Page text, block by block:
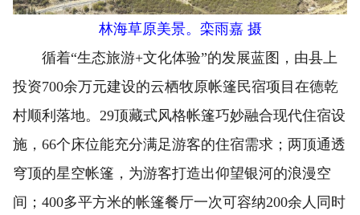
林海草原美景。栾雨嘉 摄
循着“生态旅游+文化体验”的发展蓝图，由县上
投资700余万元建设的云栖牧原帐篷民宿项目在德乾
村顺利落地。29顶藏式风格帐篷巧妙融合现代住宿设
施，66个床位能充分满足游客的住宿需求；两顶通透
穹顶的星空帐篷，为游客打造出仰望银河的浪漫空
间；400多平方米的帐篷餐厅一次可容纳200余人同时